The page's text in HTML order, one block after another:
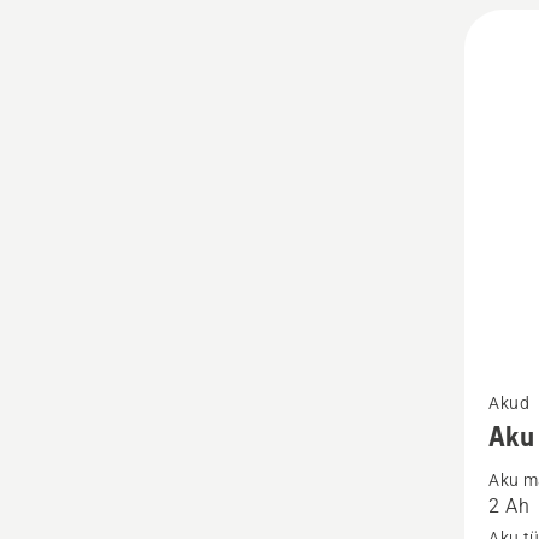
rohkem
toote
Akud
Aku
2 Ah